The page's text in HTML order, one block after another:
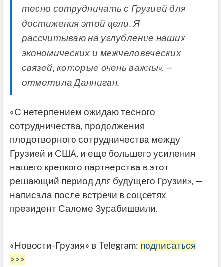
тесно сотрудничать с Грузией для
достижения этой цели. Я
рассчитываю на углубление наших
экономических и межчеловеческих
связей, которые очень важны», —
отметила Данниган.
«С нетерпением ожидаю тесного
сотрудничества, продолжения
плодотворного сотрудничества между
Грузией и США, и еще большего усиления
нашего крепкого партнерства в этот
решающий период для будущего Грузии», —
написала после встречи в соцсетях
президент Саломе Зурабишвили.
«Новости-Грузия» в Telegram: подписаться
>>>